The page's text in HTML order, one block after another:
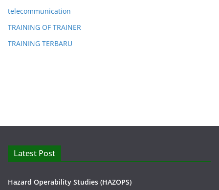
telecommunication
TRAINING OF TRAINER
TRAINING TERBARU
Latest Post
Hazard Operability Studies (HAZOPS)